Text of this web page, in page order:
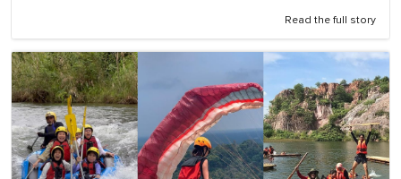
Read the full story